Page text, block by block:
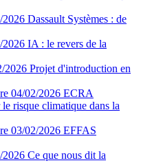
2026 Dassault Systèmes : de
2026 IA : le revers de la
2026 Projet d'introduction en
04/02/2026 ECRA
risque climatique dans la
03/02/2026 EFFAS
2026 Ce que nous dit la